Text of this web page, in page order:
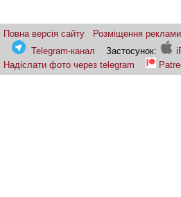
Повна версія сайту Розміщення реклами
Telegram-канал
Застосунок:
Надіслати фото через telegram